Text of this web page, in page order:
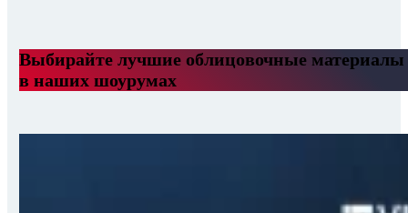
Выбирайте лучшие облицовочные материалы
в наших шоурумах